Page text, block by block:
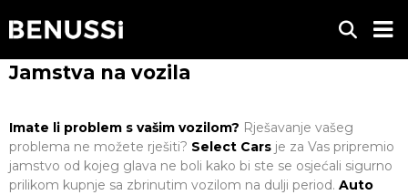
Jamstva na vozila
Imate li problem s vašim vozilom? Rješavanje vašeg
problema ne možete rješiti? Select Cars je za Vas pripremio
jamstvo od kojeg glava ne boli kako bi ste se osjećali sigurno
prilikom kupnje sa zbrinutim vozilom na dulji period. Auto